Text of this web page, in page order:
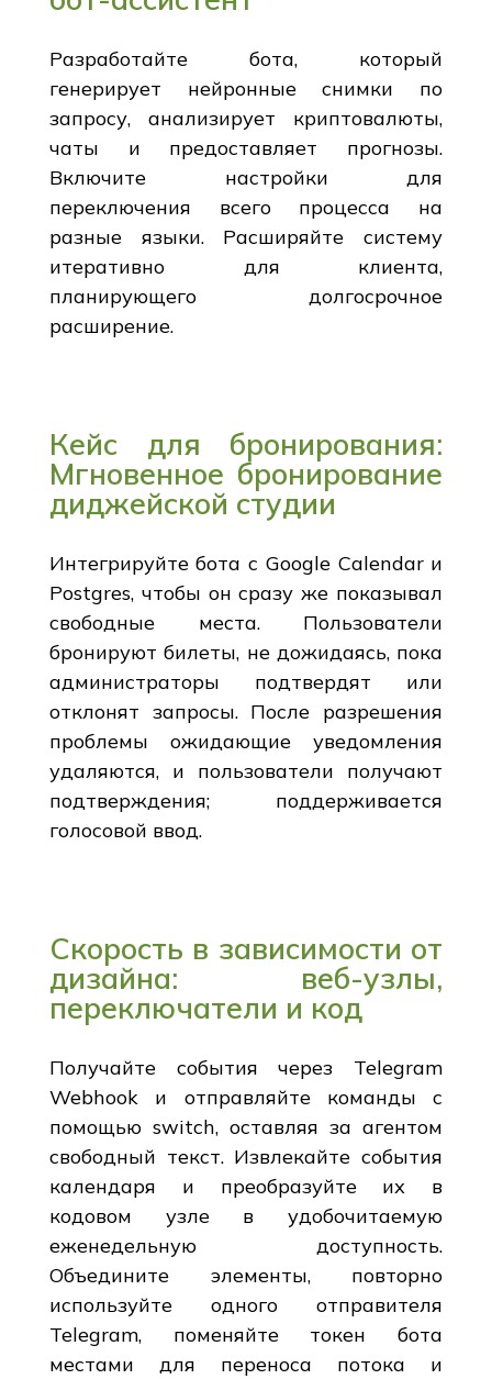
Разработайте бота, который
генерирует нейронные снимки по
запросу, анализирует криптовалюты,
чаты и предоставляет прогнозы.
Включите настройки для
переключения всего процесса на
разные языки. Расширяйте систему
итеративно для клиента,
планирующего долгосрочное
расширение.
Кейс для бронирования:
Мгновенное бронирование
диджейской студии
Интегрируйте бота с Google Calendar и
Postgres, чтобы он сразу же показывал
свободные места. Пользователи
бронируют билеты, не дожидаясь, пока
администраторы подтвердят или
отклонят запросы. После разрешения
проблемы ожидающие уведомления
удаляются, и пользователи получают
подтверждения; поддерживается
голосовой ввод.
Скорость в зависимости от
дизайна: веб-узлы,
переключатели и код
Получайте события через Telegram
Webhook и отправляйте команды с
помощью switch, оставляя за агентом
свободный текст. Извлекайте события
календаря и преобразуйте их в
кодовом узле в удобочитаемую
еженедельную доступность.
Объедините элементы, повторно
используйте одного отправителя
Telegram, поменяйте токен бота
местами для переноса потока и